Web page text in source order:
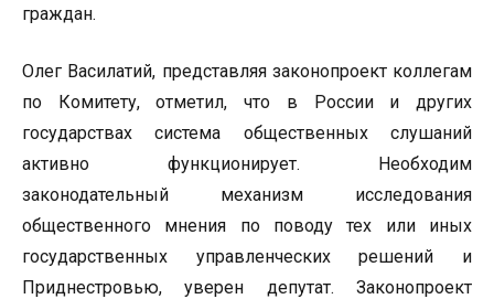
граждан.
Олег Василатий, представляя законопроект коллегам
по Комитету, отметил, что в России и других
государствах система общественных слушаний
активно функционирует. Необходим
законодательный механизм исследования
общественного мнения по поводу тех или иных
государственных управленческих решений и
Приднестровью, уверен депутат. Законопроект